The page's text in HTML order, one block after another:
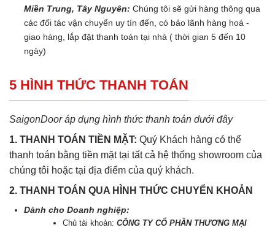
Miền Trung, Tây Nguyên: Chúng tôi sẽ gửi hàng thông qua
các đối tác vận chuyển uy tín đến, có bảo lãnh hàng hoá -
giao hàng, lắp đặt thanh toán tại nhà ( thời gian 5 đến 10
ngày)
5 HÌNH THỨC THANH TOÁN
SaigonDoor áp dụng hình thức thanh toán dưới đây
1. THANH TOÁN TIỀN MẶT: Quý Khách hàng có thể
thanh toán bằng tiền mặt tại tất cả hệ thống showroom của
chúng tôi hoặc tại địa điểm của quý khách.
2. THANH TOÁN QUA HÌNH THỨC CHUYỂN KHOẢN
Dành cho Doanh nghiệp:
Chủ tài khoản:CÔNG TY CỔ PHẦN THƯƠNG MẠI